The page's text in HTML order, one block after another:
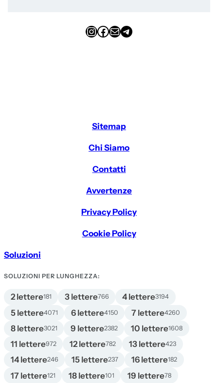
InstagramFacebook Email Telegram
Sitemap
Chi Siamo
Contatti
Avvertenze
Privacy Policy
Cookie Policy
Soluzioni
SOLUZIONI PER LUNGHEZZA:
2 lettere181 3 lettere766 4 lettere3194
5 lettere4071 6 lettere4150 7 lettere4260
8 lettere3021 9 lettere2382 10 lettere1608
11 lettere972 12 lettere782 13 lettere423
14 lettere246 15 lettere237 16 lettere182
17 lettere121 18 lettere101 19 lettere78